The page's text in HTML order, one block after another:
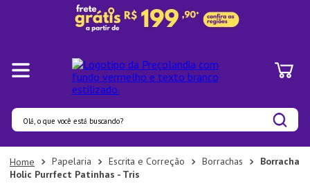
Olá, o que você está buscando?
Papelaria Escrita e Correção Borrachas
Borracha
Holic Purrfect Patinhas - Tris
Termos mais buscados
1º
Panelas